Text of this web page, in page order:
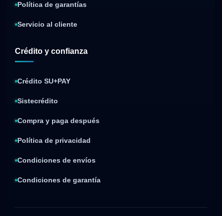
Política de garantías
Servicio al cliente
Crédito y confianza
Crédito SU+PAY
Sistecrédito
Compra y paga después
Política de privacidad
Condiciones de envíos
Condiciones de garantía